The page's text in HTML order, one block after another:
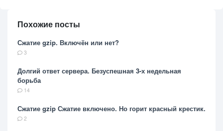
Похожие посты
Сжатие gzip. Включён или нет?
3
Долгий ответ сервера. Безуспешная 3-х недельная
борьба
14
Сжатие gzip Сжатие включено. Но горит красный крестик.
2